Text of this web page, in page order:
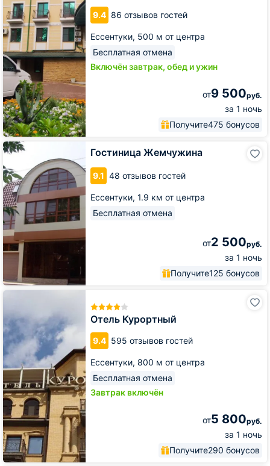
9.4 86 отзывов гостей
Ессентуки, 500 м от центра
Бесплатная отмена
Включён завтрак, обед и ужин
от9 500руб.
за 1 ночь
Получите475 бонусов
Гостиница Жемчужина
9.1 48 отзывов гостей
Ессентуки, 1.9 км от центра
Бесплатная отмена
от2 500руб.
за 1 ночь
Получите125 бонусов
Гостиница
Жемчужина
Отель Курортный
9.4 595 отзывов гостей
Ессентуки, 800 м от центра
Бесплатная отмена
Завтрак включён
от5 800руб.
за 1 ночь
Получите290 бонусов
Отель